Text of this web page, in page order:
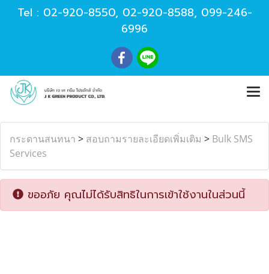
Tel : 02-920-8550, 02-920-8588, 099-246-
6996
กระดานสนทนา > สอบถามรายละเอียดเพิ่มเติม > Bulk SMS
Services
ขออภัย คุณไม่ได้รับสิทธิในการเข้าใช้งานในส่วนนี้